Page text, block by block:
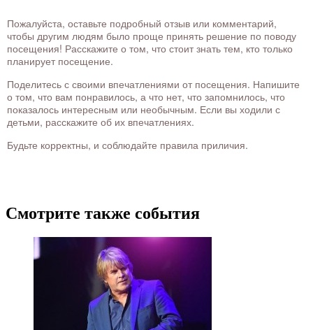
Пожалуйста, оставьте подробный отзыв или комментарий,
чтобы другим людям было проще принять решение по поводу
посещения! Расскажите о том, что стоит знать тем, кто только
планирует посещение.
Поделитесь с своими впечатлениями от посещения. Напишите
о том, что вам понравилось, а что нет, что запомнилось, что
показалось интересным или необычным. Если вы ходили с
детьми, расскажите об их впечатлениях.
Будьте корректны, и соблюдайте правила приличия.
Смотрите также события